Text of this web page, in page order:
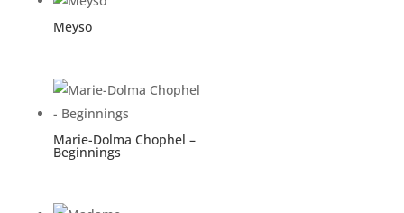
Meyso
Marie-Dolma Chophel –
Beginnings